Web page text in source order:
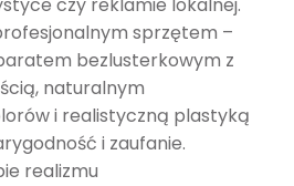
czy reklamie lokalnej.
sprzętem –
bezlusterkowym z
naturalnym
i realistyczną plastyką
i zaufanie.
realizmu